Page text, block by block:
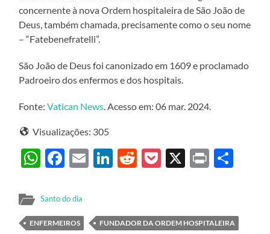
concernente à nova Ordem hospitaleira de São João de
Deus, também chamada, precisamente como o seu nome
– “Fatebenefratelli”.
São João de Deus foi canonizado em 1609 e proclamado
Padroeiro dos enfermos e dos hospitais.
Fonte:Vatican News. Acesso em: 06 mar. 2024.
Visualizações: 305
WhatsApp
Facebook
EmailLinkedIn
Reddit
Pocket
X Print
Santo do dia
ENFERMEIROS FUNDADOR DA ORDEM HOSPITALEIRA